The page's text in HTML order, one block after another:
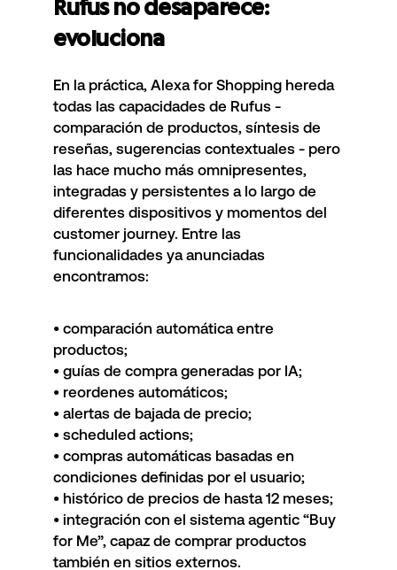
Rufus no desaparece:
evoluciona
En la práctica, Alexa for Shopping hereda
todas las capacidades de Rufus -
comparación de productos, síntesis de
reseñas, sugerencias contextuales - pero
las hace mucho más omnipresentes,
integradas y persistentes a lo largo de
diferentes dispositivos y momentos del
customer journey. Entre las
funcionalidades ya anunciadas
encontramos:
• comparación automática entre
productos;
• guías de compra generadas por IA;
• reordenes automáticos;
• alertas de bajada de precio;
• scheduled actions;
• compras automáticas basadas en
condiciones definidas por el usuario;
• histórico de precios de hasta 12 meses;
• integración con el sistema agentic “Buy
for Me”, capaz de comprar productos
también en sitios externos.